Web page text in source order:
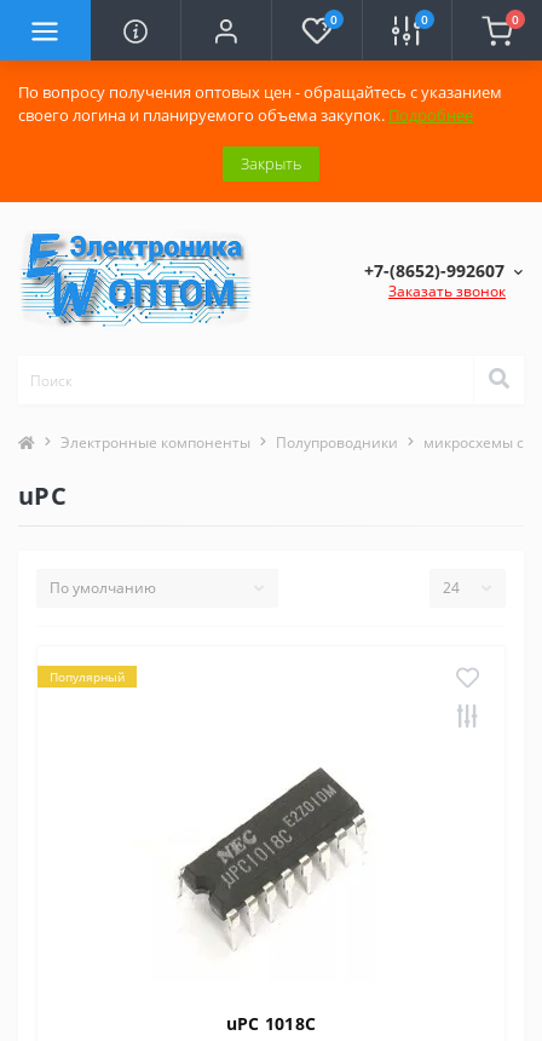
По вопросу получения оптовых цен - обращайтесь с указанием
своего логина и планируемого объема закупок. Подробнее
Закрыть
0 0 0
+7-(8652)-992607
Заказать звонок
Электронные компоненты Полупроводники микросхемы
uPC
Популярный
uPC 1018C